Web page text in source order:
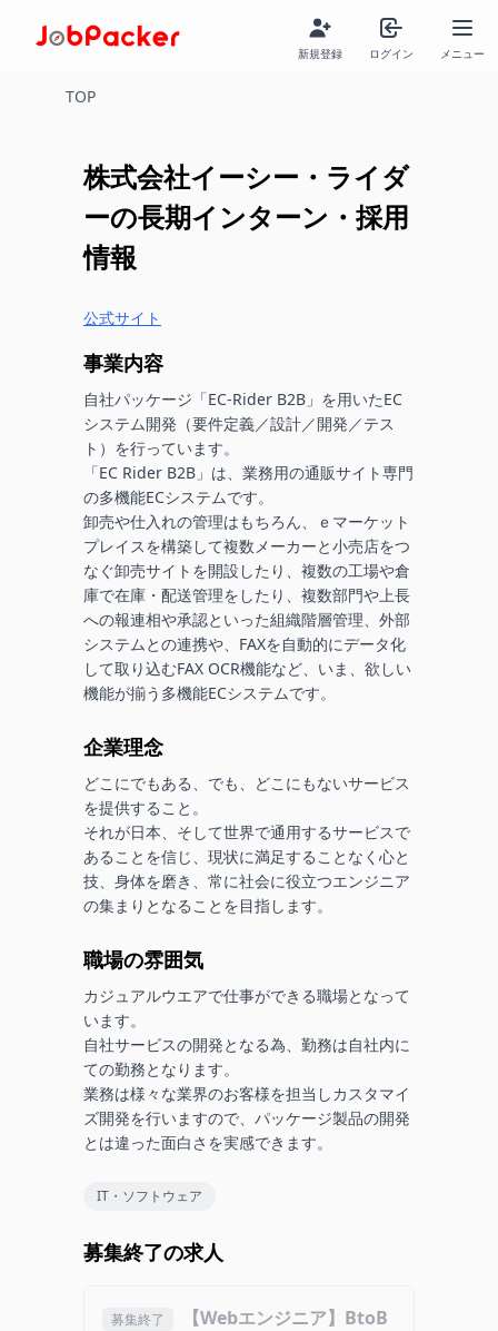
新規登録 ログイン メニュー
TOP
株式会社イーシー・ライダ
ーの長期インターン・採用
情報
公式サイト
事業内容
自社パッケージ「EC-Rider B2B」を用いたEC
システム開発（要件定義／設計／開発／テス
ト）を行っています。
「EC Rider B2B」は、業務用の通販サイト専門
の多機能ECシステムです。
卸売や仕入れの管理はもちろん、ｅマーケット
プレイスを構築して複数メーカーと小売店をつ
なぐ卸売サイトを開設したり、複数の工場や倉
庫で在庫・配送管理をしたり、複数部門や上長
への報連相や承認といった組織階層管理、外部
システムとの連携や、FAXを自動的にデータ化
して取り込むFAX OCR機能など、いま、欲しい
機能が揃う多機能ECシステムです。
企業理念
どこにでもある、でも、どこにもないサービス
を提供すること。
それが日本、そして世界で通用するサービスで
あることを信じ、現状に満足することなく心と
技、身体を磨き、常に社会に役立つエンジニア
の集まりとなることを目指します。
職場の雰囲気
カジュアルウエアで仕事ができる職場となって
います。
自社サービスの開発となる為、勤務は自社内に
ての勤務となります。
業務は様々な業界のお客様を担当しカスタマイ
ズ開発を行いますので、パッケージ製品の開発
とは違った面白さを実感できます。
IT・ソフトウェア
募集終了の求人
募集終了
【Webエンジニア】BtoB